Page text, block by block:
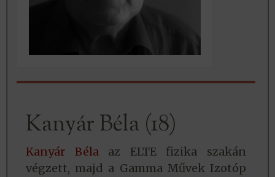
Kanyár Béla (18)
Kanyár Bélaaz ELTE fizika szakán
végzett, majd a Gamma Művek Izotóp